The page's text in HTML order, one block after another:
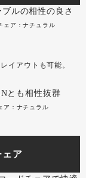
ェア：ナチュラル
イアウトも可能。
ア：ナチュラル
ェア